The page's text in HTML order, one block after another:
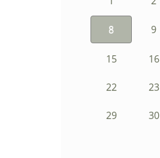
8 9
15 16
22 23
29 30